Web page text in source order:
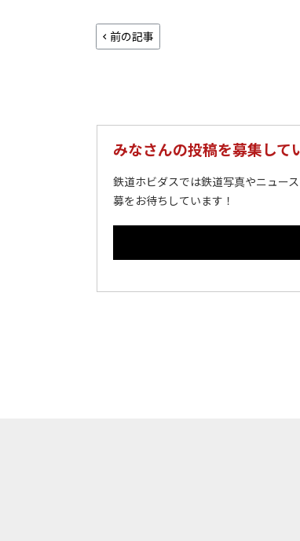
前の記事
みなさんの投稿を募集して
鉄道ホビダスでは鉄道写真やニュー
募をお待ちしています！